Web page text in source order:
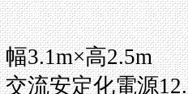
3.1m×高2.5m
流安定化電源